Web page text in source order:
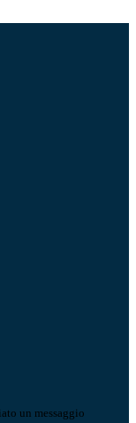
un messaggio